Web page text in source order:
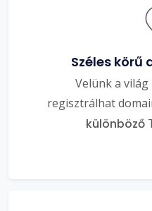
Széles
Velünk a
regisztrálhat
különböző